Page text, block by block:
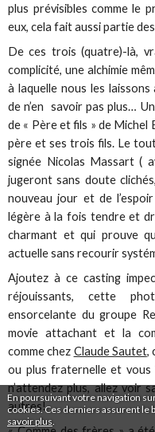
En poursuivant votre navigation
cookies. Ces derniers assurent le
savoir plus
plus prévisibles comme le
eux, cela fait aussi partie
De ces trois (quatre)-là,
complicité, une alchimie
à laquelle nous les
de n’en savoir pas plus…
de « Père et fils » de Michel
père et ses trois fils. Le
signée Nicolas Massart (
jugeront sans doute
nouveau jour et de
légère à la fois tendre et
charmant et qui prouve
actuelle sans recourir
Ajoutez à ce casting
réjouissants, cette
ensorcelante du groupe
movie attachant et la
comme chez Claude Sautet,
ou plus fraternelle et vous
n’attendez plus, allez voir
autres!